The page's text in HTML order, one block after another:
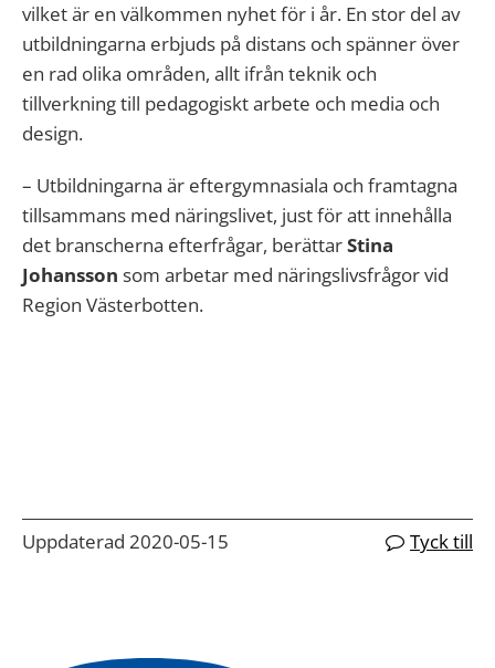
vilket är en välkommen nyhet för i år. En stor del av
utbildningarna erbjuds på distans och spänner över
en rad olika områden, allt ifrån teknik och
tillverkning till pedagogiskt arbete och media och
design.
– Utbildningarna är eftergymnasiala och framtagna
tillsammans med näringslivet, just för att innehålla
det branscherna efterfrågar, berättarStina
Johansson som arbetar med näringslivsfrågor vid
Region Västerbotten.
Uppdaterad 2020-05-15 Tyck till